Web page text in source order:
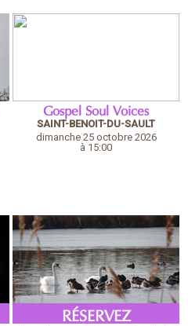
Gospel Soul Voices
SAINT-BENOIT-DU-SAULT
dimanche 25 octobre 2026
à 15:00
RÉSERVEZ